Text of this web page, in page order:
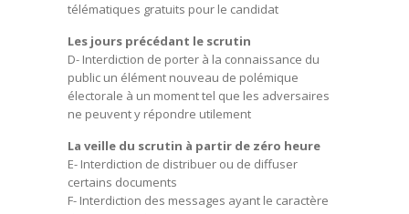
télématiques gratuits pour le candidat
Les jours précédant le scrutin
D- Interdiction de porter à la connaissance du
public un élément nouveau de polémique
électorale à un moment tel que les adversaires
ne peuvent y répondre utilement
La veille du scrutin à partir de zéro heure
E- Interdiction de distribuer ou de diffuser
certains documents
F- Interdiction des messages ayant le caractère